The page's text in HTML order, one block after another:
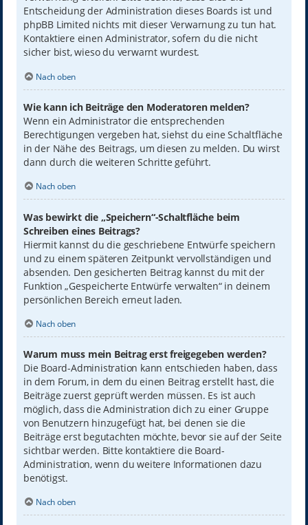
Entscheidung der Administration dieses Boards ist und
phpBB Limited nichts mit dieser Verwarnung zu tun hat.
Kontaktiere einen Administrator, sofern du die nicht
sicher bist, wieso du verwarnt wurdest.
Nach oben
Wie kann ich Beiträge den Moderatoren melden?
Wenn ein Administrator die entsprechenden
Berechtigungen vergeben hat, siehst du eine Schaltfläche
in der Nähe des Beitrags, um diesen zu melden. Du wirst
dann durch die weiteren Schritte geführt.
Nach oben
Was bewirkt die „Speichern“-Schaltfläche beim
Schreiben eines Beitrags?
Hiermit kannst du die geschriebene Entwürfe speichern
und zu einem späteren Zeitpunkt vervollständigen und
absenden. Den gesicherten Beitrag kannst du mit der
Funktion „Gespeicherte Entwürfe verwalten“ in deinem
persönlichen Bereich erneut laden.
Nach oben
Warum muss mein Beitrag erst freigegeben werden?
Die Board-Administration kann entschieden haben, dass
in dem Forum, in dem du einen Beitrag erstellt hast, die
Beiträge zuerst geprüft werden müssen. Es ist auch
möglich, dass die Administration dich zu einer Gruppe
von Benutzern hinzugefügt hat, bei denen sie die
Beiträge erst begutachten möchte, bevor sie auf der Seite
sichtbar werden. Bitte kontaktiere die Board-
Administration, wenn du weitere Informationen dazu
benötigst.
Nach oben